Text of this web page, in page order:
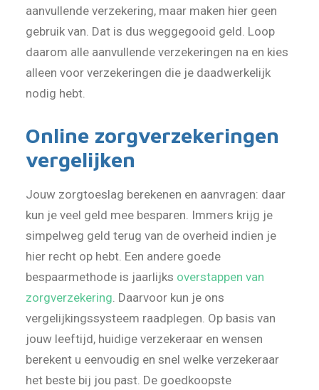
aanvullende verzekering, maar maken hier geen
gebruik van. Dat is dus weggegooid geld. Loop
daarom alle aanvullende verzekeringen na en kies
alleen voor verzekeringen die je daadwerkelijk
nodig hebt.
Online zorgverzekeringen
vergelijken
Jouw zorgtoeslag berekenen en aanvragen: daar
kun je veel geld mee besparen. Immers krijg je
simpelweg geld terug van de overheid indien je
hier recht op hebt. Een andere goede
bespaarmethode is jaarlijks overstappen van
zorgverzekering. Daarvoor kun je ons
vergelijkingssysteem raadplegen. Op basis van
jouw leeftijd, huidige verzekeraar en wensen
berekent u eenvoudig en snel welke verzekeraar
het beste bij jou past. De goedkoopste